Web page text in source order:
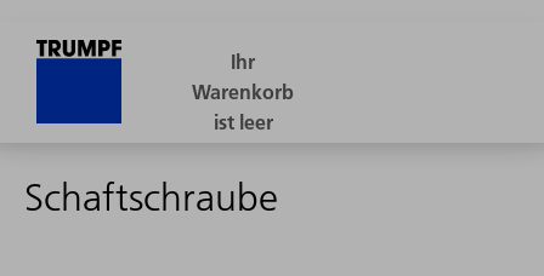
Schaftschraube